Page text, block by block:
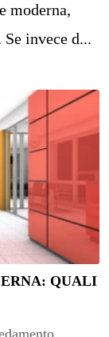
moderna,
invece d...
QUALI